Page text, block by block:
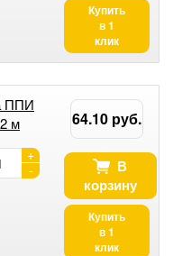
Купить
в 1
клик
ППИ
м
+
-
64.10 руб.
В
корзину
Купить
в 1
клик